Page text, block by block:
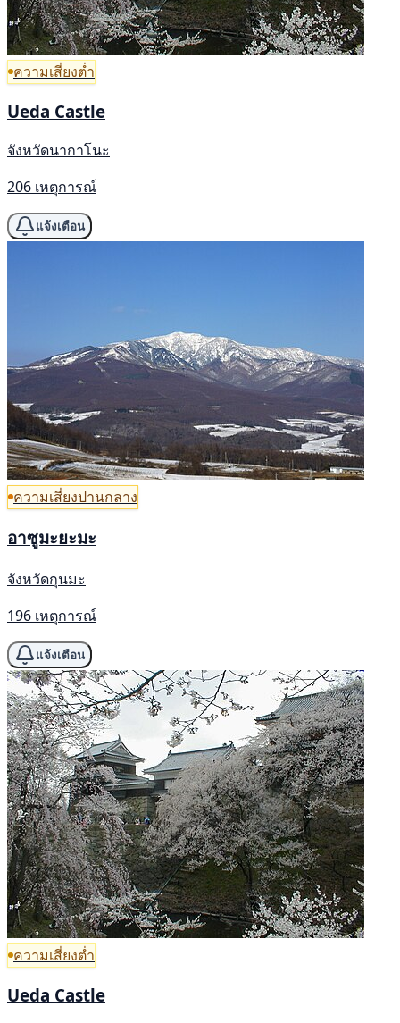
ความเสี่ยงต่ำ
Ueda Castle
จังหวัดนากาโนะ
206 เหตุการณ์
แจ้งเตือน
ความเสี่ยงปานกลาง
อาซูมะยะมะ
จังหวัดกุนมะ
196 เหตุการณ์
แจ้งเตือน
ความเสี่ยงต่ำ
Ueda Castle